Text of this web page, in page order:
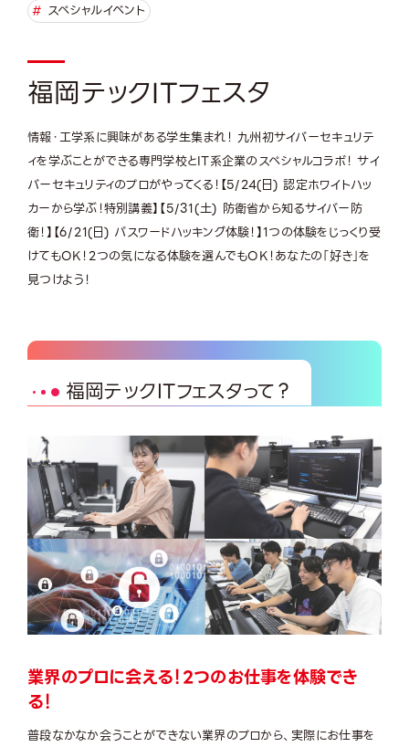
# スペシャルイベント
福岡テックITフェスタ
情報・工学系に興味がある学生集まれ！ 九州初サイバーセキュリテ
ィを学ぶことができる専門学校とIT系企業のスペシャルコラボ！ サイ
バーセキュリティのプロがやってくる！【5/24(日) 認定ホワイトハッ
カーから学ぶ！特別講義】【5/31(土) 防衛省から知るサイバー防
衛！】【6/21(日) パスワードハッキング体験！】1つの体験をじっくり受
けてもOK！2つの気になる体験を選んでもOK！あなたの「好き」を
見つけよう！
福岡テックITフェスタって？
業界のプロに会える！2つのお仕事を体験でき
る！
普段なかなか会うことができない業界のプロから、実際にお仕事を